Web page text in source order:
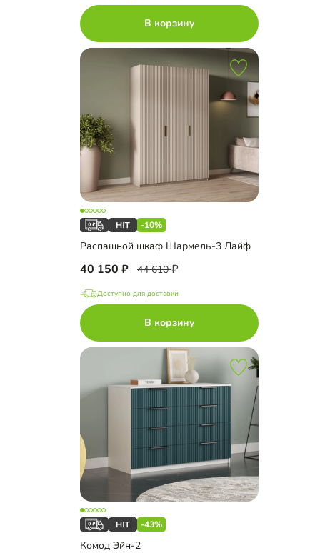
В корзину
-10%
Распашной шкаф Шармель-3 Лайф
40 150 44 610
Доступно для доставки
В корзину
-43%
Комод Эйн-2